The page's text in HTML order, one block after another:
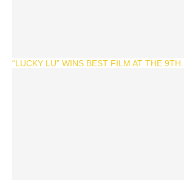
“LUCKY LU” WINS BEST FILM AT THE 9TH...